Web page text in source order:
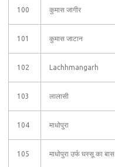
100 कुमास जागीर
101 कुमास जाटान
102 Lachhmangarh
103 लालासी
104 माधोपुरा
105 माधोपुरा उर्फ घस्सू का बास